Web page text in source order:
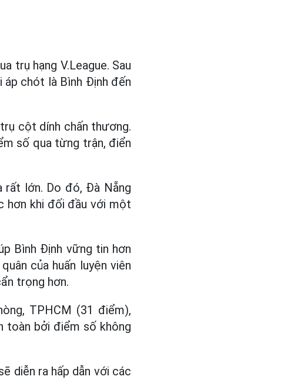
trụ hạng V.League. Sau
chót là Bình Định đến
cột dính chấn thương.
số qua từng trận, điển
rất lớn. Do đó, Đà Nẵng
hơn khi đối đầu với một
Bình Định vững tin hơn
của huấn luyện viên
trọng hơn.
TPHCM (31 điểm),
toàn bởi điểm số không
diễn ra hấp dẫn với các